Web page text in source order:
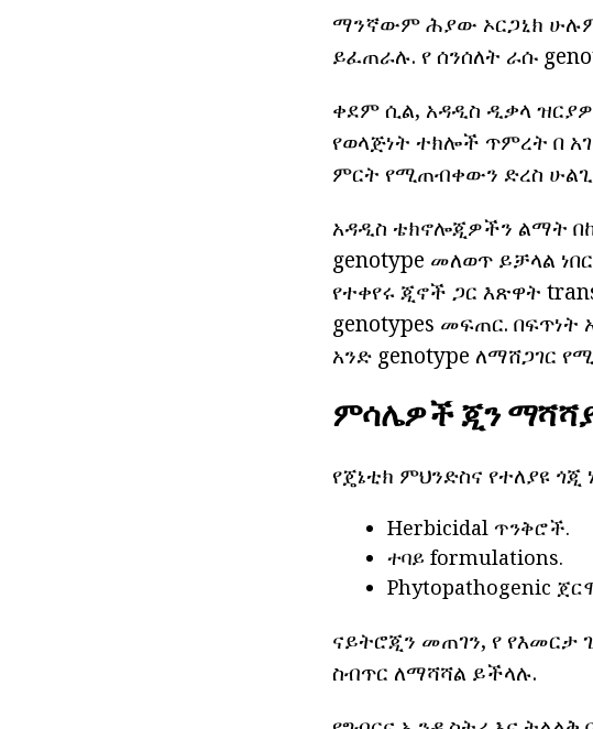
ማንኛውም ሕያው ኦርጋኒክ ሁሉም
ይፈጠራሉ. የ ሰንሰለት ራሱ
ቀደም ሲል, አዳዲስ ዲቃላ
የወላጅነት ተክሎች ጥምረት በ
ምርት የሚጠብቀውን ድረስ
አዳዲስ ቴክኖሎጂዎችን ልማት
genotype መለወጥ ይቻላል
የተቀየሩ ጂኖች ጋር እጽዋት
genotypes መፍጠር.
አንድ genotype ለማሸጋገር
ምሳሌዎች ጂን
የጄኔቲክ ምህንድስና የተለያዩ
Herbicidal ጥንቅሮች.
ተባይ formulations.
Phytopathogenic
ናይትሮጂን መጠገን, የ
ስብጥር ለማሻሻል ይችላሉ.